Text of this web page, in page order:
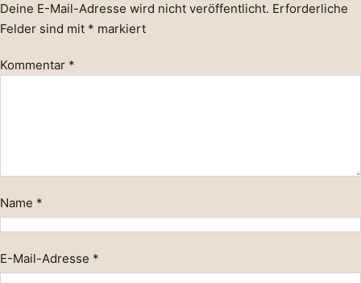
Deine E-Mail-Adresse wird nicht veröffentlicht. Erforderliche
Felder sind mit * markiert
Kommentar *
Name *
E-Mail-Adresse *